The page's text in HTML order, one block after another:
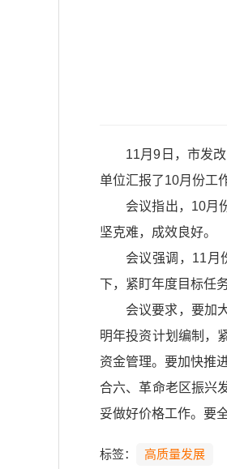
11月9日，市发
单位汇报了10月份工
会议指出，10月
坚克难，成效良好。
会议强调，11月
下，紧盯年度目标任
会议要求，要加
明年投资计划编制，
资金管理。要加快推
合六、革命老区振兴
妥做好价格工作。要
标签： 高质量发展